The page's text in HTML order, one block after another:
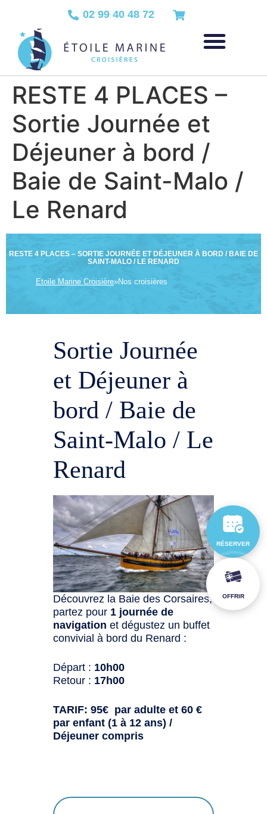
02 99 40 48 72
RESTE 4 PLACES –
Sortie Journée et
Déjeuner à bord /
Baie de Saint-Malo /
Le Renard
RESTE 4 PLACES – SORTIE JOURNÉE ET DÉJEUNER À BORD / BAIE DE
SAINT-MALO / LE RENARD
Etoile Marine Croisière»Nos croisières
Sortie Journée
et Déjeuner à
bord / Baie de
Saint-Malo / Le
Renard
Découvrez la Baie des Corsaires,
partez pour 1 journée de
navigationet dégustez un buffet
convivial à bord du Renard :
Départ : 10h00
Retour : 17h00
TARIF: 95€ par adulte et 60 €
par enfant (1 à 12 ans) /
Déjeuner compris
RÉSERVER
OFFRIR